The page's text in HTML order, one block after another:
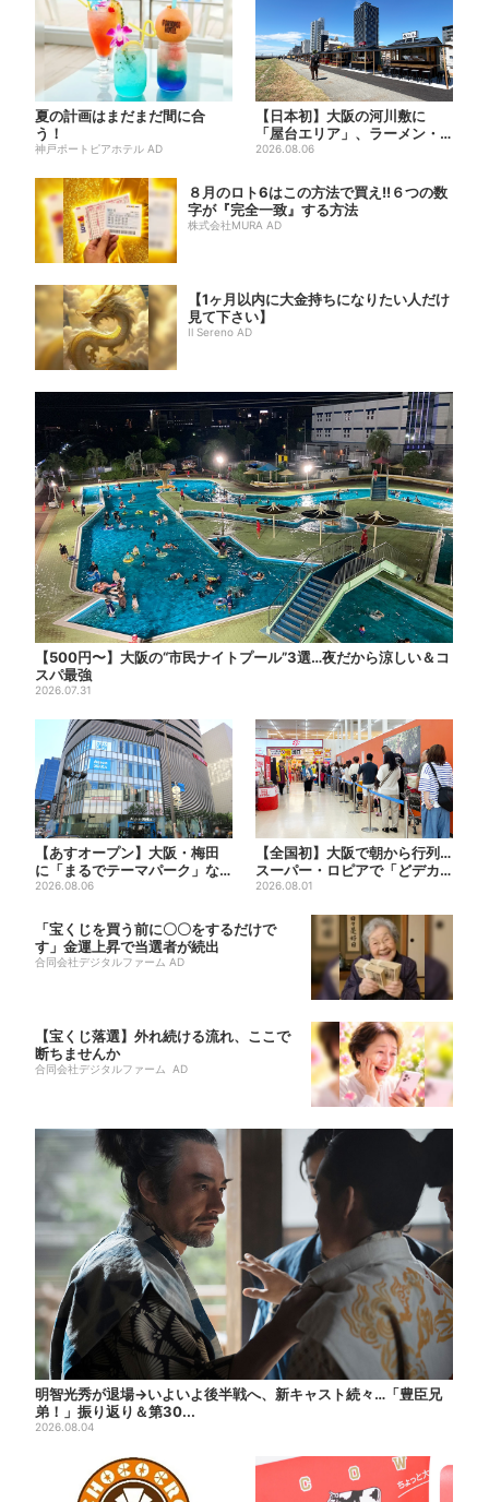
夏の計画はまだまだ間に合
う！
神戸ポートピアホテル AD
【日本初】大阪の河川敷に
「屋台エリア」、ラーメン・
焼肉・しゃぶしゃぶ・カフェ
2026.08.06
８月のロト6はこの方法で買え!!６つの数
字が『完全一致』する方法
株式会社MURA AD
【1ヶ月以内に大金持ちになりたい人だけ
見て下さい】
Il Sereno AD
【500円〜】大阪の“市民ナイトプール”3選…夜だから涼しい＆コ
スパ最強
2026.07.31
【あすオープン】大阪・梅田
に「まるでテーマパーク」な
巨大スポーツ店、461ブラン...
2026.08.06
【全国初】大阪で朝から行列…
スーパー・ロピアで「どデカ
抽選会」、開始30分で“1...
2026.08.01
「宝くじを買う前に〇〇をするだけで
す」金運上昇で当選者が続出
合同会社デジタルファーム AD
【宝くじ落選】外れ続ける流れ、ここで
断ちませんか
合同会社デジタルファーム AD
明智光秀が退場→いよいよ後半戦へ、新キャスト続々…「豊臣兄
弟！」振り返り＆第30...
2026.08.04